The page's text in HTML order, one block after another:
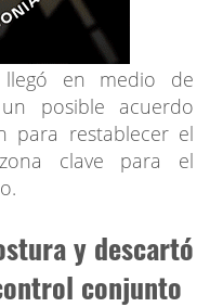
en medio de
posible acuerdo
para restablecer el
clave para el
y descartó
conjunto